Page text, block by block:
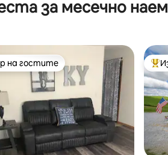
за месечно
избор на гостите
на гостите